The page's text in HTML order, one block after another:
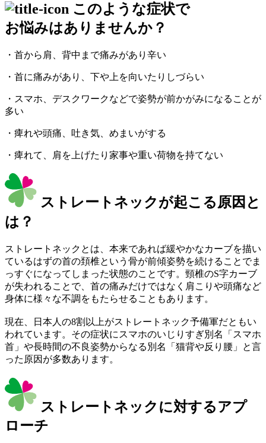
このような症状で
お悩みはありませんか？
・首から肩、背中まで痛みがあり辛い
・首に痛みがあり、下や上を向いたりしづらい
・スマホ、デスクワークなどで姿勢が前かがみになることが
多い
・痺れや頭痛、吐き気、めまいがする
・痺れて、肩を上げたり家事や重い荷物を持てない
ストレートネックが起こる原因と
は？
ストレートネックとは、本来であれば緩やかなカーブを描い
ているはずの首の頚椎という骨が前傾姿勢を続けることでま
っすぐになってしまった状態のことです。頸椎のS字カーブ
が失われることで、首の痛みだけではなく肩こりや頭痛など
身体に様々な不調をもたらせることもあります。
現在、日本人の8割以上がストレートネック予備軍だともい
われています。その症状にスマホのいじりすぎ別名「スマホ
首」や長時間の不良姿勢からなる別名「猫背や反り腰」と言
った原因が多数あります。
ストレートネックに対するアプ
ローチ